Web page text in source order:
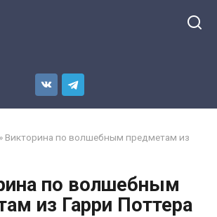
» Викторина по волшебным предметам из
по волшебным
из Гарри Поттера